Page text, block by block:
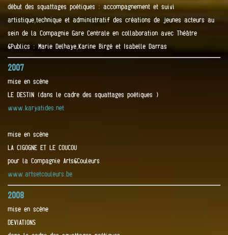
début des squattages poétiques : accompagnement et suivi
artistique,technique et administratif des créations de jeunes acteurs au
sein de la Compagnie Gare Centrale en collaboration avec Théâtre
&Publics : Marie Delhaye,Karine Birgé et Isabelle Darras
2007
mise en scène
LE DESTIN (dans le cadre des squattages poétiques )
www.karyatides.net
mise en scène
LA CIGOGNE ET LE COUCOU
pour la Compagnie Arts&Couleurs
www.artsetcouleurs.be
2008
mise en scène
DEVIATIONS